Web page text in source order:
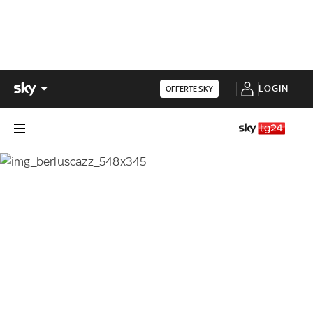
OFFERTE SKY LOGIN